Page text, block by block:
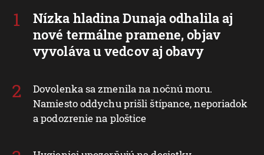
Nízka hladina Dunaja odhalila aj
nové termálne pramene, objav
vyvoláva u vedcov aj obavy
Dovolenka sa zmenila na nočnú moru.
Namiesto oddychu prišli štípance, neporiadok
a podozrenie na ploštice